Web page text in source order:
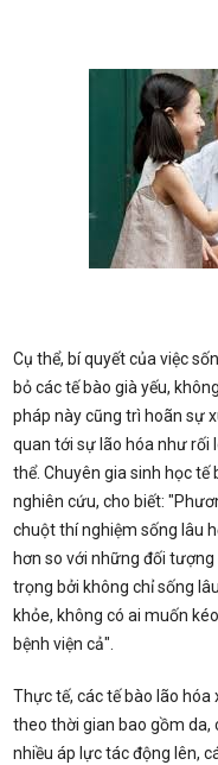
Cụ thể, bí quyết của việc
bỏ các tế bào già yếu,
pháp này cũng trì hoãn sự
quan tới sự lão hóa như rối
thể. Chuyên gia sinh học
nghiên cứu, cho biết:
chuột thí nghiệm sống lâu
hơn so với những đối
trọng bởi không chỉ sống
khỏe, không có ai muốn
bệnh viện cả".
Thực tế, các tế bào lão
theo thời gian bao gồm da,
nhiều áp lực tác động lên,